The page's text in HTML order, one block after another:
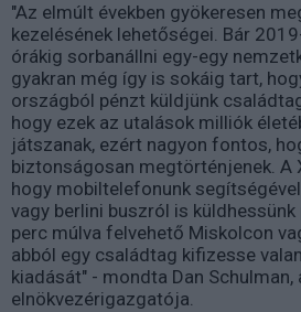
"Az elmúlt években gyökeresen
kezelésének lehetőségei. Bár
órákig sorbanállni egy-egy
gyakran még így is sokáig tart,
országból pénzt küldjünk
hogy ezek az utalások milliók
játszanak, ezért nagyon fontos,
biztonságosan megtörténjenek. A
hogy mobiltelefonunk
vagy berlini buszról is küldhessünk
perc múlva felvehető Miskolcon
abból egy családtag kifizesse
kiadását" - mondta Dan Schulman,
elnökvezérigazgatója.